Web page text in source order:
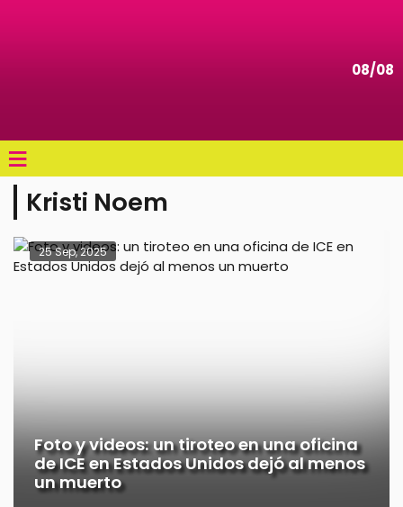
08/08
≡
Kristi Noem
25 Sep, 2025
Foto y videos: un tiroteo en una oficina
de ICE en Estados Unidos dejó al menos
un muerto